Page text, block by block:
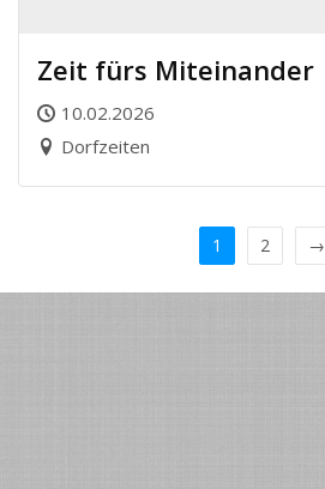
Zeit fürs Miteinander
10.02.2026
Dorfzeiten
1 2 →